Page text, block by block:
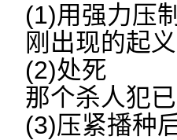
(1)用强力压制
刚出现的起
(2)处死
那个杀人犯
(3)压紧播种